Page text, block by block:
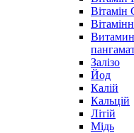
Вітамін
Залізо
Йод
Калій
Кальцій
Літій
Мідь